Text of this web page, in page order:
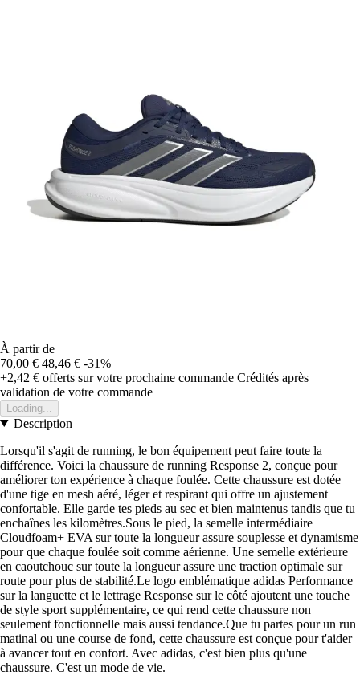
À partir de
70,00 € 48,46 € -31%
+2,42 € offerts sur votre prochaine commande Crédités après
validation de votre commande
Loading...
Description
Lorsqu'il s'agit de running, le bon équipement peut faire toute la
différence. Voici la chaussure de running Response 2, conçue pour
améliorer ton expérience à chaque foulée. Cette chaussure est dotée
d'une tige en mesh aéré, léger et respirant qui offre un ajustement
confortable. Elle garde tes pieds au sec et bien maintenus tandis que tu
enchaînes les kilomètres.Sous le pied, la semelle intermédiaire
Cloudfoam+ EVA sur toute la longueur assure souplesse et dynamisme
pour que chaque foulée soit comme aérienne. Une semelle extérieure
en caoutchouc sur toute la longueur assure une traction optimale sur
route pour plus de stabilité.Le logo emblématique adidas Performance
sur la languette et le lettrage Response sur le côté ajoutent une touche
de style sport supplémentaire, ce qui rend cette chaussure non
seulement fonctionnelle mais aussi tendance.Que tu partes pour un run
matinal ou une course de fond, cette chaussure est conçue pour t'aider
à avancer tout en confort. Avec adidas, c'est bien plus qu'une
chaussure. C'est un mode de vie.